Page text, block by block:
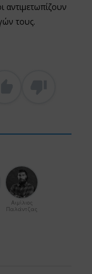
αντιμετωπίζουν
τους.
Αιμίλιος
Παλάντζας